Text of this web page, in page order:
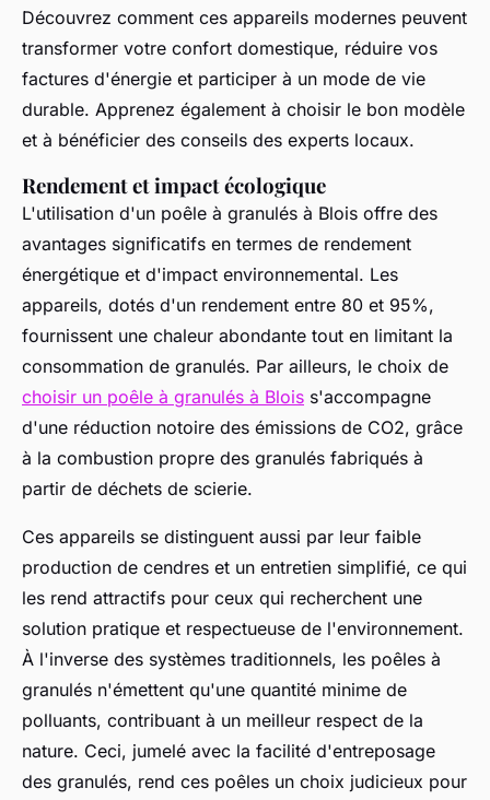
Découvrez comment ces appareils modernes peuvent
transformer votre confort domestique, réduire vos
factures d'énergie et participer à un mode de vie
durable. Apprenez également à choisir le bon modèle
et à bénéficier des conseils des experts locaux.
Rendement et impact écologique
L'utilisation d'un poêle à granulés à Blois offre des
avantages significatifs en termes de rendement
énergétique et d'impact environnemental. Les
appareils, dotés d'un rendement entre 80 et 95%,
fournissent une chaleur abondante tout en limitant la
consommation de granulés. Par ailleurs, le choix de
choisir un poêle à granulés à Blois s'accompagne
d'une réduction notoire des émissions de CO2, grâce
à la combustion propre des granulés fabriqués à
partir de déchets de scierie.
Ces appareils se distinguent aussi par leur faible
production de cendres et un entretien simplifié, ce qui
les rend attractifs pour ceux qui recherchent une
solution pratique et respectueuse de l'environnement.
À l'inverse des systèmes traditionnels, les poêles à
granulés n'émettent qu'une quantité minime de
polluants, contribuant à un meilleur respect de la
nature. Ceci, jumelé avec la facilité d'entreposage
des granulés, rend ces poêles un choix judicieux pour